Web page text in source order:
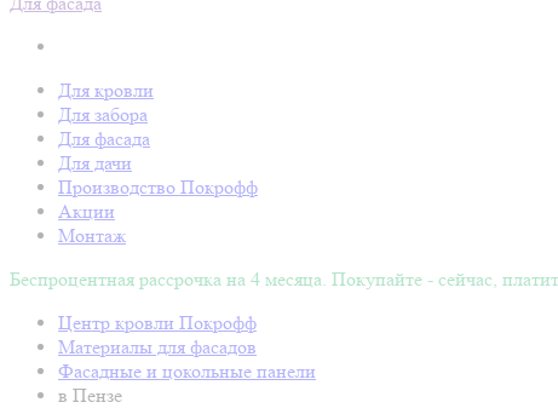
Для кровли
Для забора
Для фасада
Для дачи
Производство Покрофф
Акции
Монтаж
Беспроцентная рассрочка на 4 месяца. Покупайте - сейчас,
Центр кровли Покрофф
Материалы для фасадов
Фасадные и цокольные панели
в Пензе